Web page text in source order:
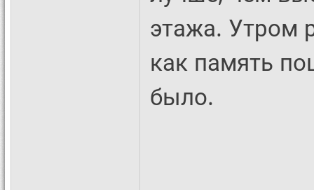
этажа. Утром
как память
было.